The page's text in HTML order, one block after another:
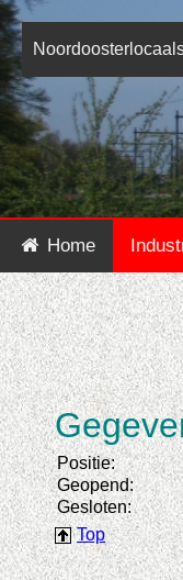
Home
Positie:
Geopend:
Gesloten:
Top